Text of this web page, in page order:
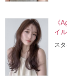
《
イ
ス